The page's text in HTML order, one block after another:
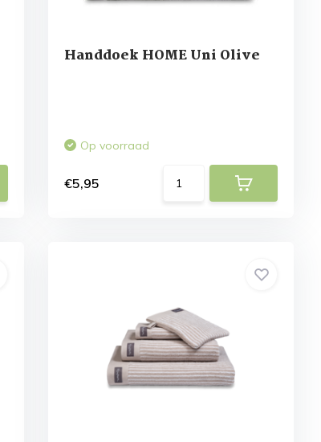
Handdoek HOME Uni Olive
Op voorraad
€5,95